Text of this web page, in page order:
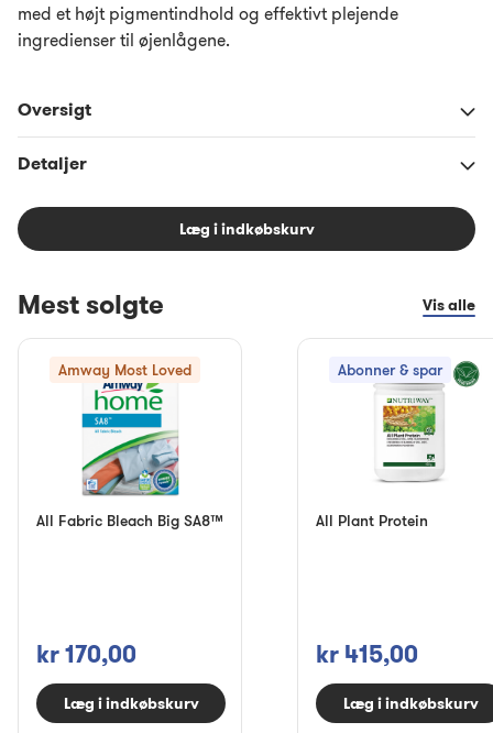
med et højt pigmentindhold og effektivt plejende
ingredienser til øjenlågene.
Oversigt
Detaljer
Læg i indkøbskurv
Mest solgte Vis alle
Amway Most Loved
All Fabric Bleach Big SA8™
kr 170,00
Læg i indkøbskurv
Abonner & spar
All Plant Protein
kr 415,00
Læg i indkøbskurv